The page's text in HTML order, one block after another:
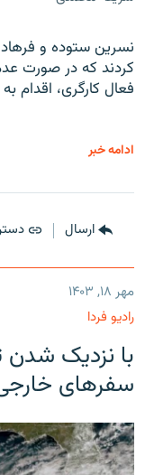
نسرین ستوده و
کردند که در صورت
فعال کارگری، اقدام
ادامه خبر
ارسال
مهر ۱۸, ۱۴۰۳
رادیو فردا
با نزدیک شدن
سفرهای